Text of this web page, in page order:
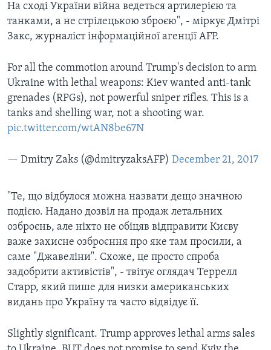
На сході України війна ведеться артилерією та
танками, а не стрілецькою зброєю", - міркує Дмітрі
Закс, журналіст інформаційної агенції AFP.
For all the commotion around Trump's decision to arm
Ukraine with lethal weapons: Kiev wanted anti-tank
grenades (RPGs), not powerful sniper rifles. This is a
tanks and shelling war, not a shooting war.
pic.twitter.com/wtAN8be67N
— Dmitry Zaks (@dmitryzaksAFP) December 21, 2017
"Те, що відбулося можна назвати дещо значною
подією. Надано дозвіл на продаж летальних
озброєнь, але ніхто не обіцяв відправити Києву
важе захисне озброєння про яке там просили, а
саме "Джавеліни". Схоже, це просто спроба
задобрити активістів", - твітує оглядач Террелл
Старр, який пише для низки американських
видань про Україну та часто відвідує її.
Slightly significant. Trump approves lethal arms sales